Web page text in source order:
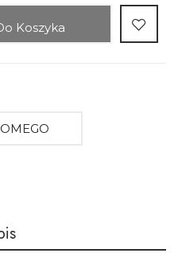
Koszyka